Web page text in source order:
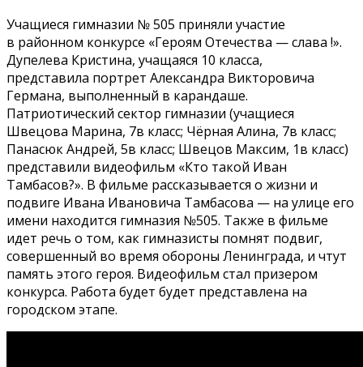
Учащиеся гимназии № 505 приняли участие
в районном конкурсе «Героям Отечества — слава !».
Дупелева Кристина, учащаяся 10 класса,
представила портрет Александра Викторовича
Германа, выполненный в карандаше.
Патриотический сектор гимназии (учащиеся
Швецова Марина, 7в класс; Чёрная Алина, 7в класс;
Панасюк Андрей, 5в класс; Швецов Максим, 1в класс)
представили видеофильм «Кто такой Иван
Тамбасов?». В фильме рассказывается о жизни и
подвиге Ивана Ивановича Тамбасова — на улице его
имени находится гимназия №505. Также в фильме
идет речь о том, как гимназисты помнят подвиг,
совершенный во время обороны Ленинграда, и чтут
память этого героя. Видеофильм стал призером
конкурса. Работа будет будет представлена на
городском этапе.